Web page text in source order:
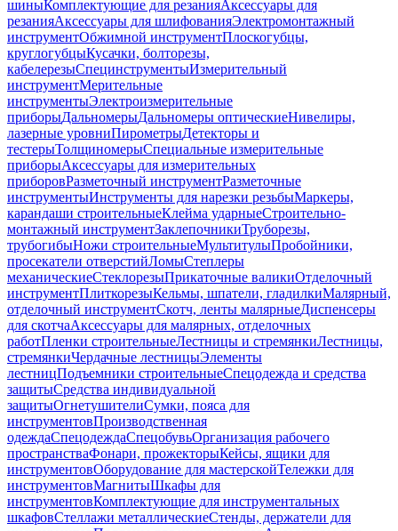
шиныКомплектующие для резанияАксессуары для
резанияАксессуары для шлифованияЭлектромонтажный
инструментОбжимной инструментПлоскогубцы,
круглогубцыКусачки, болторезы,
кабелерезыСпецинструментыИзмерительный
инструментМерительные
инструментыЭлектроизмерительные
приборыДальномерыДальномеры оптическиеНивелиры,
лазерные уровниПирометрыДетекторы и
тестерыТолщиномерыСпециальные измерительные
приборыАксессуары для измерительных
приборовРазметочный инструментРазметочные
инструментыИнструменты для нарезки резьбыМаркеры,
карандаши строительныеКлейма ударныеСтроительно-
монтажный инструментЗаклепочникиТруборезы,
трубогибыНожи строительныеМультитулыПробойники,
просекатели отверстийЛомыСтеплеры
механическиеСтеклорезыПрикаточные валикиОтделочный
инструментПлиткорезыКельмы, шпатели, гладилкиМалярный,
отделочный инструментСкотч, ленты малярныеДиспенсеры
для скотчаАксессуары для малярных, отделочных
работПленки строительныеЛестницы и стремянкиЛестницы,
стремянкиЧердачные лестницыЭлементы
лестницПодъемники строительныеСпецодежда и средства
защитыСредства индивидуальной
защитыОгнетушителиСумки, пояса для
инструментовПроизводственная
одеждаСпецодеждаСпецобувьОрганизация рабочего
пространстваФонари, прожекторыКейсы, ящики для
инструментовОборудование для мастерскойТележки для
инструментовМагнитыШкафы для
инструментовКомплектующие для инструментальных
шкафовСтеллажи металлическиеСтенды, держатели для